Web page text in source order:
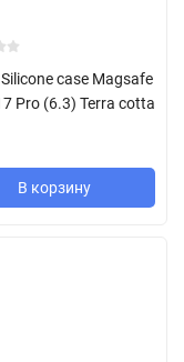
case Magsafe
Pro (6.3) Terra cotta
В корзину